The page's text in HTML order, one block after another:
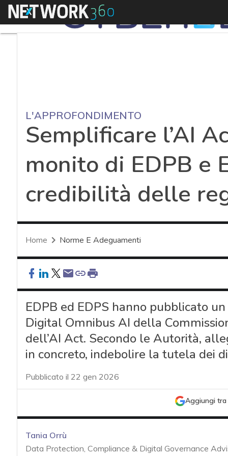
Menu
L'APPROFONDIMENTO
Semplificare l’AI
monito di EDPB e
credibilità delle
Home Norme E Adeguamenti
EDPB ed EDPS hanno pubblicato
Digital Omnibus AI della
dell’AI Act. Secondo le Autorità,
in concreto, indebolire la tutela dei
Pubblicato il 22 gen 2026
Aggiungi tra
Tania Orrù
Data Protection, Compliance & Digital Governance